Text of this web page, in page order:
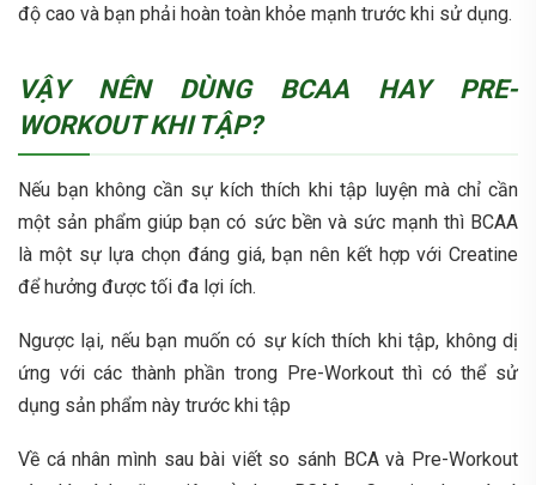
độ cao và bạn phải hoàn toàn khỏe mạnh trước khi sử dụng.
VẬY NÊN DÙNG BCAA HAY PRE-
WORKOUT KHI TẬP?
Nếu bạn không cần sự kích thích khi tập luyện mà chỉ cần
một sản phẩm giúp bạn có sức bền và sức mạnh thì BCAA
là một sự lựa chọn đáng giá, bạn nên kết hợp với Creatine
để hưởng được tối đa lợi ích.
Ngược lại, nếu bạn muốn có sự kích thích khi tập, không dị
ứng với các thành phần trong Pre-Workout thì có thể sử
dụng sản phẩm này trước khi tập
Về cá nhân mình sau bài viết so sánh BCA và Pre-Workout